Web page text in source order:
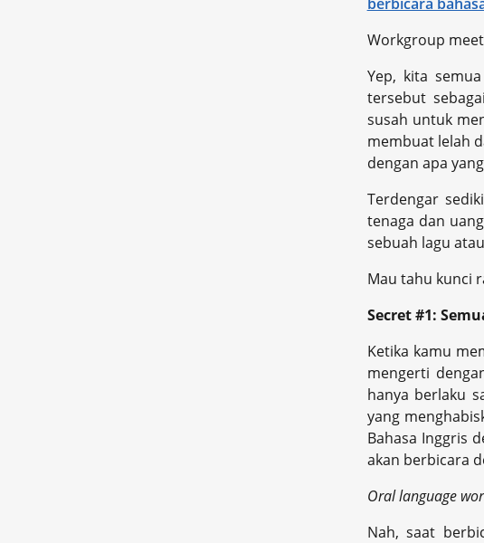
Workgroup
Yep, kita
tersebut
susah untuk
membuat lelah
dengan apa
Terdengar
tenaga dan
sebuah lagu
Mau tahu kunci
Secret #1:
Ketika kamu
mengerti
hanya berlaku
yang
Bahasa Inggris
akan berbicara
Oral language
Nah, saat